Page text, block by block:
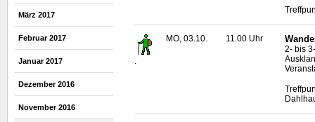
März 2017
Februar 2017
Januar 2017
Dezember 2016
November 2016
.
MO, 03.10. 11.00 Uhr
2- bis